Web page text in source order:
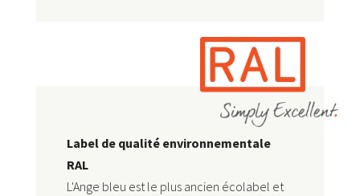
Label de qualité environnementale
RAL
L'Ange bleu est le plus ancien écolabel et